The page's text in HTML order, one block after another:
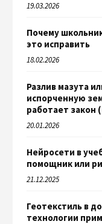
19.03.2026
Почему
это исправить
18.02.2026
Разлив мазута
испорченную
работает закон
20.01.2026
Нейросети в
помощник или
21.12.2025
Геотекстиль в
технологии